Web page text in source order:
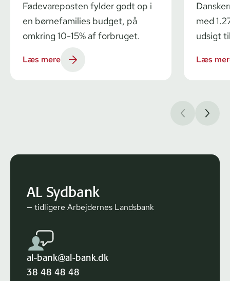
Fødevareposten fylder godt op i
en børnefamilies budget, på
omkring 10-15% af forbruget.
Læs mere
med
udsigt
Læs
AL Sydbank
— tidligere Arbejdernes Landsbank
al-bank@al-bank.dk
38 48 48 48